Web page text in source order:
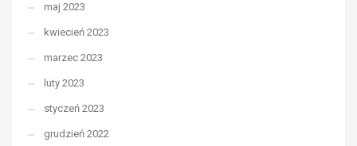
maj 2023
kwiecień 2023
marzec 2023
luty 2023
styczeń 2023
grudzień 2022